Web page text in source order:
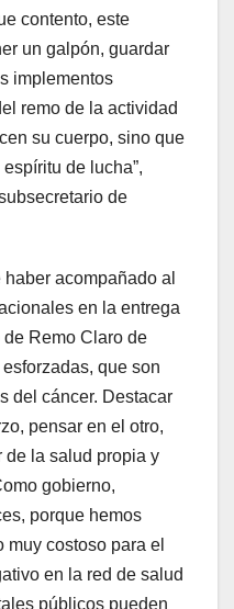
contento, este
un galpón, guardar
implementos
remo de la actividad
su cuerpo, sino que
de lucha”,
de
acompañado al
en la entrega
de Remo Claro de
que son
del cáncer. Destacar
pensar en el otro,
de la salud propia y
gobierno,
porque hemos
muy costoso para el
en la red de salud
públicos pueden